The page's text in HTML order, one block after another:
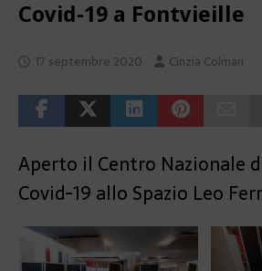
Covid-19 a Fontvieille
17 septembre 2020 Cinzia Colman
Aperto il Centro Nazionale
Covid-19 allo Spazio Leo